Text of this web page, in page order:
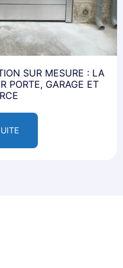
SUR MESURE : LA
PORTE, GARAGE ET